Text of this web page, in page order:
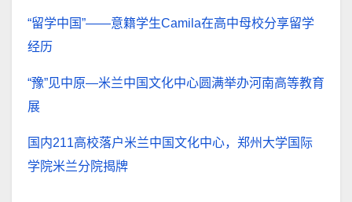
“留学中国”——意籍学生Camila在高中母校分享留学
经历
“豫”见中原—米兰中国文化中心圆满举办河南高等教育
展
国内211高校落户米兰中国文化中心，郑州大学国际
学院米兰分院揭牌